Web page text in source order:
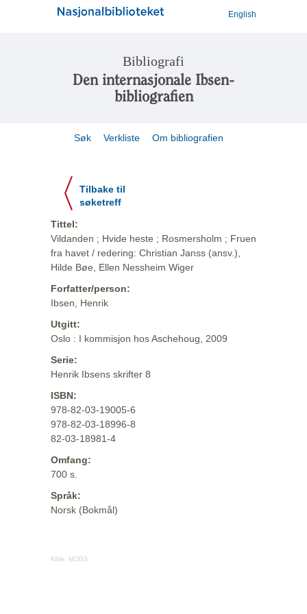
English
Bibliografi
Den internasjonale Ibsen-
bibliografien
Søk Verkliste Om bibliografien
Tilbake til
søketreff
Tittel:
Vildanden ; Hvide heste ; Rosmersholm ; Fruen
fra havet / redering: Christian Janss (ansv.),
Hilde Bøe, Ellen Nessheim Wiger
Forfatter/person:
Ibsen, Henrik
Utgitt:
Oslo : I kommisjon hos Aschehoug, 2009
Serie:
Henrik Ibsens skrifter 8
ISBN:
978-82-03-19005-6
978-82-03-18996-8
82-03-18981-4
Omfang:
700 s.
Språk:
Norsk (Bokmål)
Kilde: MODS